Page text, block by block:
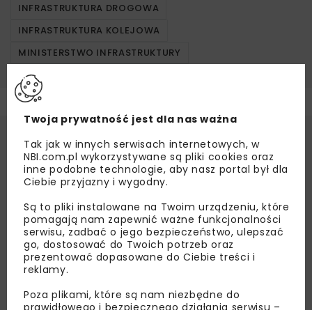
INFRASTRUKTURA DROGOWA
INFRASTRUKTURA KOLEJOWA
MINISTERSTWO INFRASTRUKTURY
Twoja prywatność jest dla nas ważna
Tak jak w innych serwisach internetowych, w
NBI.com.pl wykorzystywane są pliki cookies oraz
inne podobne technologie, aby nasz portal był dla
Ciebie przyjazny i wygodny.
Są to pliki instalowane na Twoim urządzeniu, które
pomagają nam zapewnić ważne funkcjonalności
serwisu, zadbać o jego bezpieczeństwo, ulepszać
go, dostosować do Twoich potrzeb oraz
prezentować dopasowane do Ciebie treści i
reklamy.
Poza plikami, które są nam niezbędne do
prawidłowego i bezpiecznego działania serwisu –